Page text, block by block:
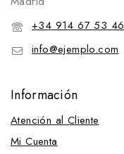
+34 914 67 53 46
info@ejemplo.com
Información
Atención al Cliente
Mi Cuenta